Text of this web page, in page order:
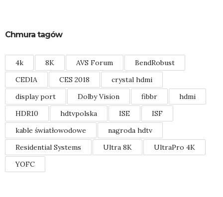
Chmura tagów
4k 8K AVS Forum
BendRobust
CEDIA
CES 2018
crystal hdmi
display port
Dolby Vision fibbr
hdmi
HDR10
hdtvpolska ISE
ISF
kable światłowodowe
nagroda hdtv
Residential Systems
Ultra 8K
UltraPro 4K
YOFC